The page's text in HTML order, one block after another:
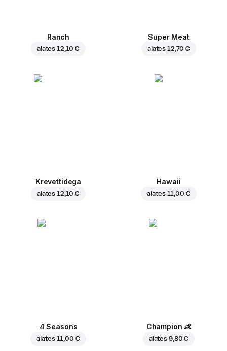
Ranch
alates 12,10 €
Super Meat
alates 12,70 €
Krevettidega
alates 12,10 €
Hawaii
alates 11,00 €
4 Seasons
alates 11,00 €
Champion 👶
alates 9,80 €